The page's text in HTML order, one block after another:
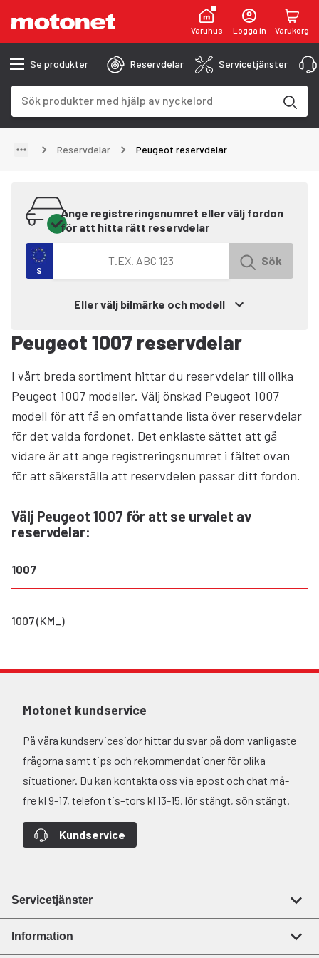
Varuhus Logga in Varukorg
Se produkter Reservdelar Servicetjänster
Reservdelar Peugeot reservdelar
Ange registreringsnumret eller välj fordon
för att hitta rätt reservdelar
S
Sök efter fordon med registreringsnummer
Sök
Eller välj bilmärke och modell
Peugeot 1007 reservdelar
I vårt breda sortiment hittar du reservdelar till olika
Peugeot 1007 modeller. Välj önskad Peugeot 1007
modell för att få en omfattande lista över reservdelar
för det valda fordonet. Det enklaste sättet att gå
vidare är att ange registreringsnumret i fältet ovan
för att säkerställa att reservdelen passar ditt fordon.
Välj Peugeot 1007 för att se urvalet av
reservdelar:
1007
1007 (KM_)
Motonet kundservice
På våra kundservicesidor hittar du svar på dom vanligaste
frågorna samt tips och rekommendationer för olika
situationer. Du kan kontakta oss via epost och chat må-
fre kl 9-17, telefon tis–tors kl 13-15, lör stängt, sön stängt.
Kundservice
Servicetjänster
Information